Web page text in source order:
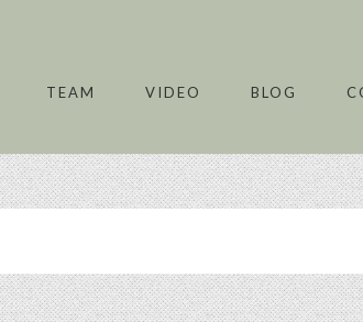
TEAM VIDEO BLOG